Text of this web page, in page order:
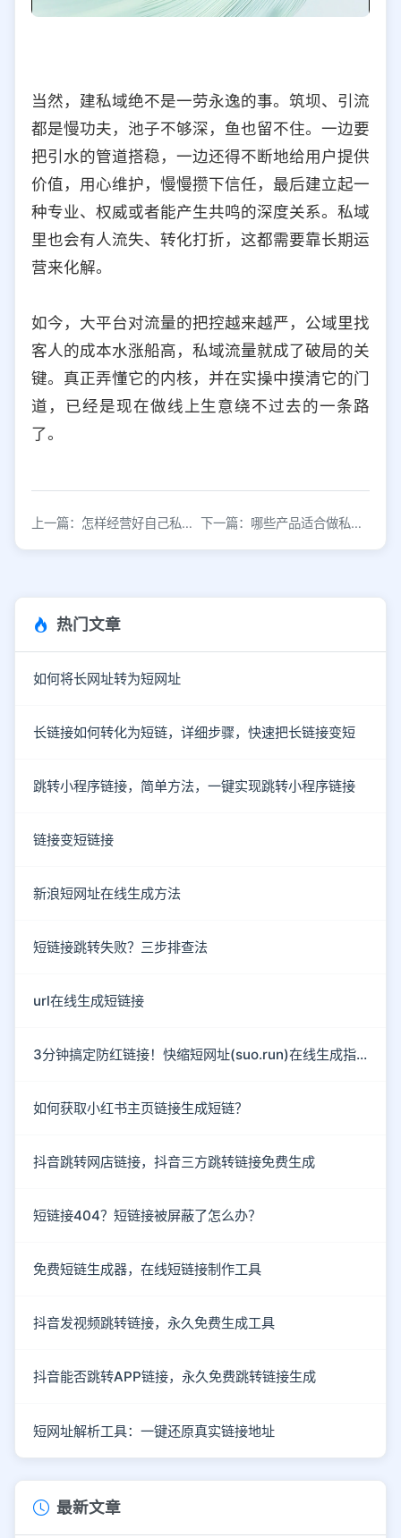
当然，建私域绝不是一劳永逸的事。筑坝、引流
都是慢功夫，池子不够深，鱼也留不住。一边要
把引水的管道搭稳，一边还得不断地给用户提供
价值，用心维护，慢慢攒下信任，最后建立起一
种专业、权威或者能产生共鸣的深度关系。私域
里也会有人流失、转化打折，这都需要靠长期运
营来化解。
如今，大平台对流量的把控越来越严，公域里找
客人的成本水涨船高，私域流量就成了破局的关
键。真正弄懂它的内核，并在实操中摸清它的门
道，已经是现在做线上生意绕不过去的一条路
了。
上一篇：怎样经营好自己私域流量？ 下一篇：哪些产品适合做私域流量？
热门文章
如何将长网址转为短网址
长链接如何转化为短链，详细步骤，快速把长链接变短
跳转小程序链接，简单方法，一键实现跳转小程序链接
链接变短链接
新浪短网址在线生成方法
短链接跳转失败？三步排查法
url在线生成短链接
3分钟搞定防红链接！快缩短网址(suo.run)在线生成指南
如何获取小红书主页链接生成短链？
抖音跳转网店链接，抖音三方跳转链接免费生成
短链接404？短链接被屏蔽了怎么办？
免费短链生成器，在线短链接制作工具
抖音发视频跳转链接，永久免费生成工具
抖音能否跳转APP链接，永久免费跳转链接生成
短网址解析工具：一键还原真实链接地址
最新文章